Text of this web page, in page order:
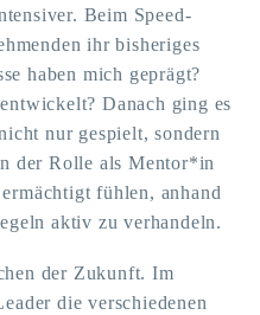
Beim Speed-
ihr bisheriges
haben mich geprägt?
Danach ging es
nur gespielt, sondern
der Rolle als Mentor*in
fühlen, anhand
aktiv zu verhandeln.
der Zukunft. Im
die verschiedenen